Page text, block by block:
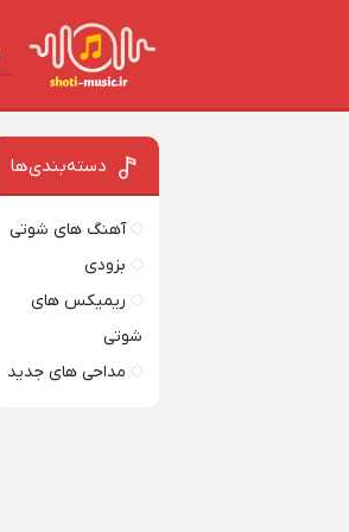
دسته‌بندی‌ها
آهنگ های شوتی
بزودی
ریمیکس های
شوتی
مداحی های جدید